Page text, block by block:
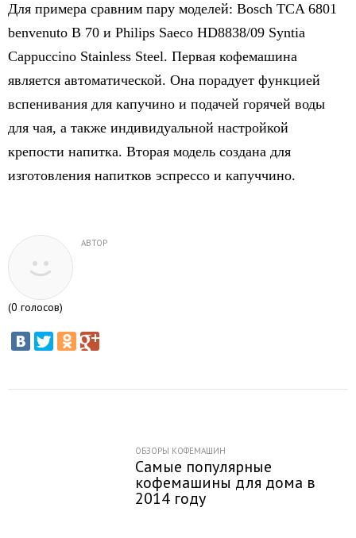
Для примера сравним пару моделей: Bosch TCA 6801
benvenuto B 70 и Philips Saeco HD8838/09 Syntia
Cappuccino Stainless Steel. Первая кофемашина
является автоматической. Она порадует функцией
вспенивания для капучино и подачей горячей воды
для чая, а также индивидуальной настройкой
крепости напитка. Вторая модель создана для
изготовления напитков эспрессо и капуччино.
АВТОР
(0 голосов)
ОБЗОРЫ КОФЕМАШИН
Самые популярные
кофемашины для дома в
2014 году